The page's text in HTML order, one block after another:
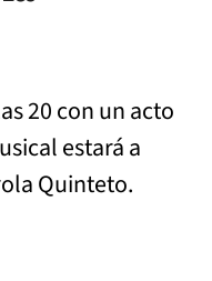
20 con un acto
estará a
Quinteto.